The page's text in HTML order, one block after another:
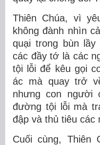
Thiên Chúa, vì
không đành nhìn
quại trong bùn
các đầy tớ là các
tội lỗi để kêu gọi
ác mà quay trở
nhưng con người
đường tội lỗi mà
đập và thủ tiêu các
Cuối cùng, Thiên